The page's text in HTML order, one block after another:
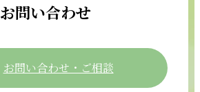
お問い合わせ
お問い合わせ・ご相談